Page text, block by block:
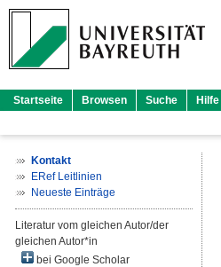
Startseite Browsen Suche Hilfe
Kontakt
ERef Leitlinien
Neueste Einträge
Literatur vom gleichen Autor/der
gleichen Autor*in
bei Google Scholar